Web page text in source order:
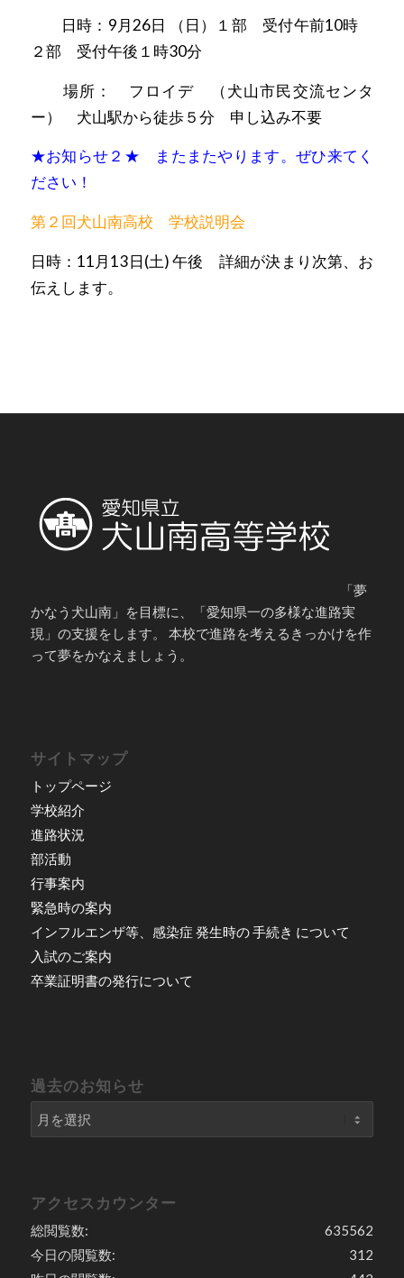
日時：9月26日 （日）１部 受付午前10時
２部 受付午後１時30分
場所： フロイデ （犬山市民交流センタ
ー） 犬山駅から徒歩５分 申し込み不要
★お知らせ２★ またまたやります。ぜひ来てく
ださい！
第２回犬山南高校 学校説明会
日時：11月13日(土) 午後 詳細が決まり次第、お
伝えします。
「夢
かなう犬山南」を目標に、「愛知県一の多様な進路実
現」の支援をします。 本校で進路を考えるきっかけを作
って夢をかなえましょう。
サイトマップ
トップページ
学校紹介
進路状況
部活動
行事案内
緊急時の案内
インフルエンザ等、感染症 発生時の 手続き について
入試のご案内
卒業証明書の発行について
過去のお知らせ
アクセスカウンター
635562
総閲覧数:
312
今日の閲覧数: